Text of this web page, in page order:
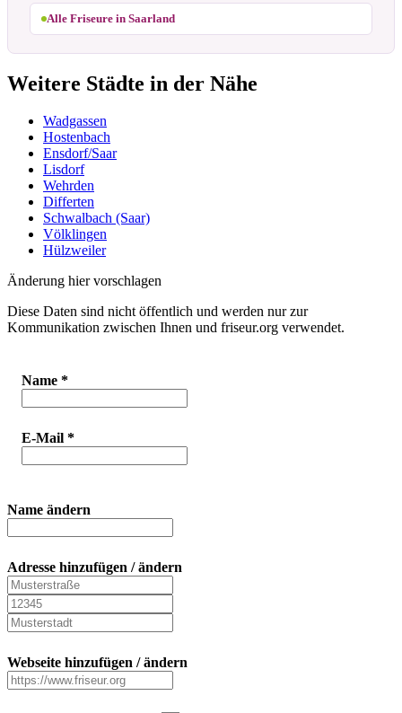
Alle Friseure in Saarland
Weitere Städte in der Nähe
Wadgassen
Hostenbach
Ensdorf/Saar
Lisdorf
Wehrden
Differten
Schwalbach (Saar)
Völklingen
Hülzweiler
Änderung hier vorschlagen
Diese Daten sind nicht öffentlich und werden nur zur
Kommunikation zwischen Ihnen und friseur.org verwendet.
Name *
E-Mail *
Name ändern
Adresse hinzufügen / ändern
Webseite hinzufügen / ändern